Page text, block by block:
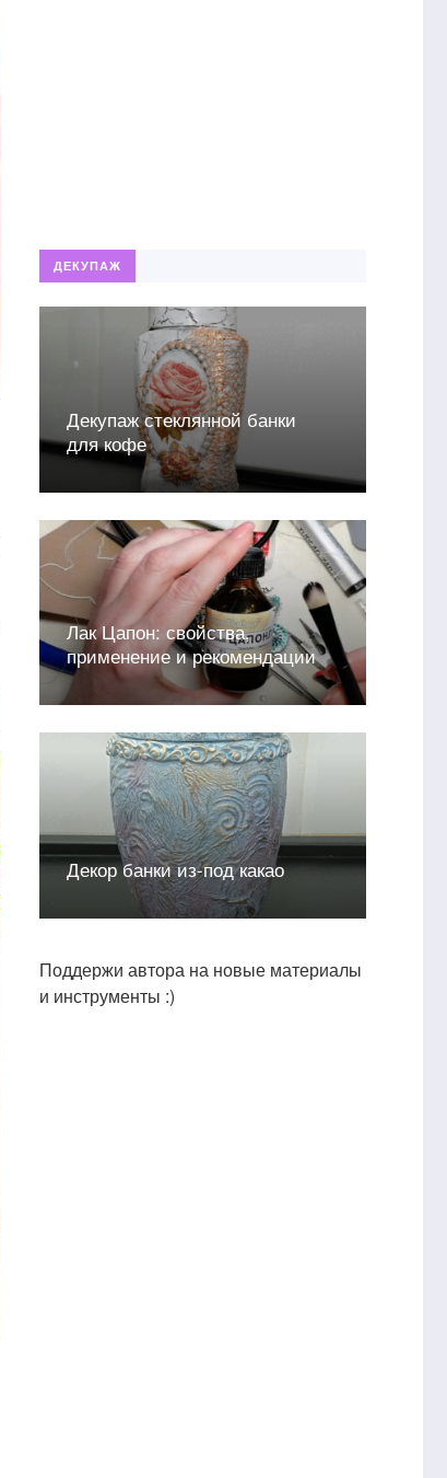
ДЕКУПАЖ
Декупаж стеклянной банки
для кофе
Лак Цапон: свойства,
применение и рекомендации
Декор банки из-под какао
Поддержи автора на новые материалы
и инструменты :)